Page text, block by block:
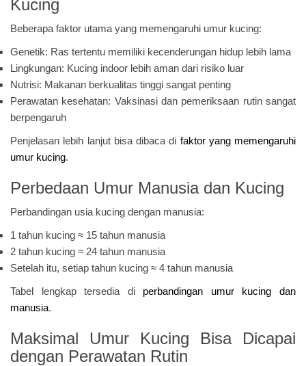
Kucing
Beberapa faktor utama yang memengaruhi umur kucing:
Genetik: Ras tertentu memiliki kecenderungan hidup lebih lama
Lingkungan: Kucing indoor lebih aman dari risiko luar
Nutrisi: Makanan berkualitas tinggi sangat penting
Perawatan kesehatan: Vaksinasi dan pemeriksaan rutin sangat
berpengaruh
Penjelasan lebih lanjut bisa dibaca di faktor yang memengaruhi
umur kucing.
Perbedaan Umur Manusia dan Kucing
Perbandingan usia kucing dengan manusia:
1 tahun kucing ≈ 15 tahun manusia
2 tahun kucing ≈ 24 tahun manusia
Setelah itu, setiap tahun kucing ≈ 4 tahun manusia
Tabel lengkap tersedia diperbandingan umur kucing dan
manusia.
Maksimal Umur Kucing Bisa Dicapai
dengan Perawatan Rutin